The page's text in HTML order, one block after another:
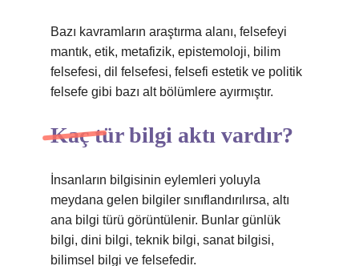
Bazı kavramların araştırma alanı, felsefeyi
mantık, etik, metafizik, epistemoloji, bilim
felsefesi, dil felsefesi, felsefi estetik ve politik
felsefe gibi bazı alt bölümlere ayırmıştır.
Kaç tür bilgi aktı vardır?
İnsanların bilgisinin eylemleri yoluyla
meydana gelen bilgiler sınıflandırılırsa, altı
ana bilgi türü görüntülenir. Bunlar günlük
bilgi, dini bilgi, teknik bilgi, sanat bilgisi,
bilimsel bilgi ve felsefedir.